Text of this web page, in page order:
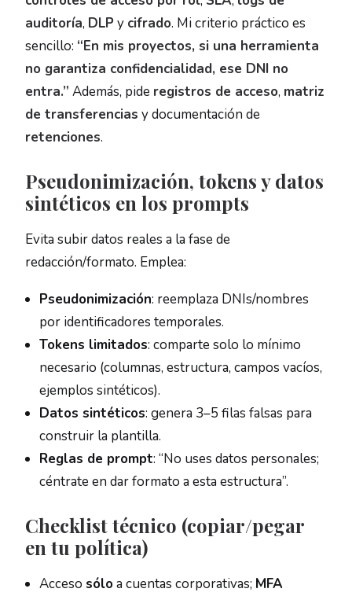
auditoría, DLP y cifrado. Mi criterio práctico es
sencillo: “En mis proyectos, si una herramienta
no garantiza confidencialidad, ese DNI no
entra.” Además, pide registros de acceso, matriz
de transferencias y documentación de
retenciones.
Pseudonimización, tokens y datos
sintéticos en los prompts
Evita subir datos reales a la fase de
redacción/formato. Emplea:
Pseudonimización: reemplaza DNIs/nombres
por identificadores temporales.
Tokens limitados: comparte solo lo mínimo
necesario (columnas, estructura, campos vacíos,
ejemplos sintéticos).
Datos sintéticos: genera 3–5 filas falsas para
construir la plantilla.
Reglas de prompt: “No uses datos personales;
céntrate en dar formato a esta estructura”.
Checklist técnico (copiar/pegar
en tu política)
Acceso sóloa cuentas corporativas; MFA